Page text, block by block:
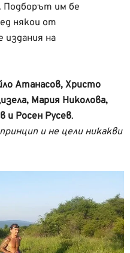
Подборът им бе
някои от
издания на
Атанасов, Христо
Мария Николова,
и Росен Русев.
и не цели никакви